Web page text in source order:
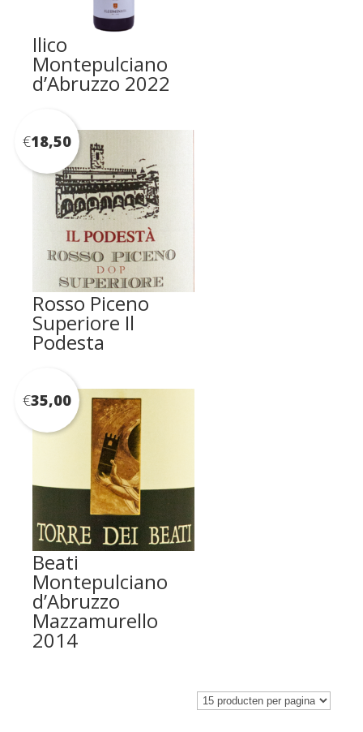
Ilico
Montepulciano
d’Abruzzo 2022
Rosso Piceno
Superiore Il
Podesta
€18,50
Beati
Montepulciano
d’Abruzzo
Mazzamurello
2014
€35,00